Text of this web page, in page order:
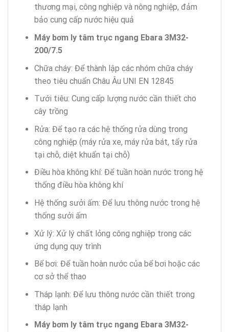
thương mại, công nghiệp và nông nghiệp, đảm
bảo cung cấp nước hiệu quả
Máy bơm ly tâm trục ngang Ebara 3M32-
200/7.5
Chữa cháy: Để thành lập các nhóm chữa cháy
theo tiêu chuẩn Châu Âu UNI EN 12845
Tưới tiêu: Cung cấp lượng nước cần thiết cho
cây trồng
Rửa: Để tạo ra các hệ thống rửa dùng trong
công nghiệp (máy rửa xe, máy rửa bát, tẩy rửa
tại chỗ, diệt khuẩn tại chỗ)
Điều hòa không khí: Để tuần hoàn nước trong hệ
thống điều hòa không khí
Hệ thống sưởi ấm: Để lưu thông nước trong hệ
thống sưởi ấm
Xử lý: Xử lý chất lỏng công nghiệp trong các
ứng dụng quy trình
Bể bơi: Để tuần hoàn nước của bể bơi hoặc các
cơ sở thể thao
Tháp lạnh: Để lưu thông nước cần thiết trong
tháp lạnh
Máy bơm ly tâm trục ngang Ebara 3M32-